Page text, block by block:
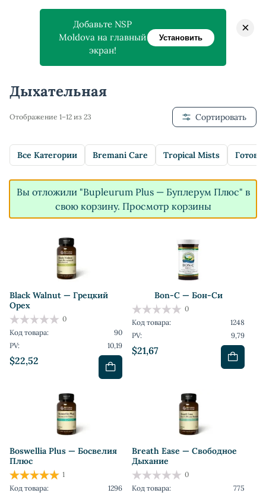
Главная > Магазин > Дыхательная
Дыхательная
Отображение 1–12 из 23 Сортировать
Все Категории Bremani Care Tropical Mists
Вы отложили "Bupleurum Plus — Буплерум Плюс" в
свою корзину. Просмотр корзины
Black Walnut — Грецкий
Орех
$22,52
0
Код товара:
90
PV:
10,19
Bon-C — Бон-Си
$21,67
0
Код товара:
1248
PV:
9,79
Boswellia Plus — Босвелия
Плюс
1
Код товара:
1296
Breath Ease — Свободное
Дыхание
0
Код товара:
775
Добавьте NSP
Moldova на главный
экран!
Установить
×